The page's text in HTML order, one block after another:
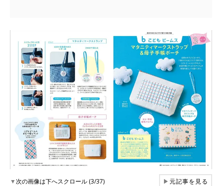
▼次の画像は下へスクロール (3/37) ▶元記事を見る